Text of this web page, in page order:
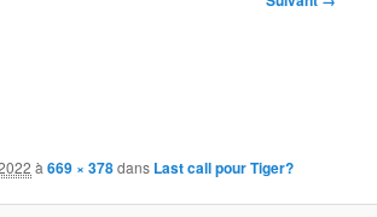
à669 × 378dans Last call pour Tiger?